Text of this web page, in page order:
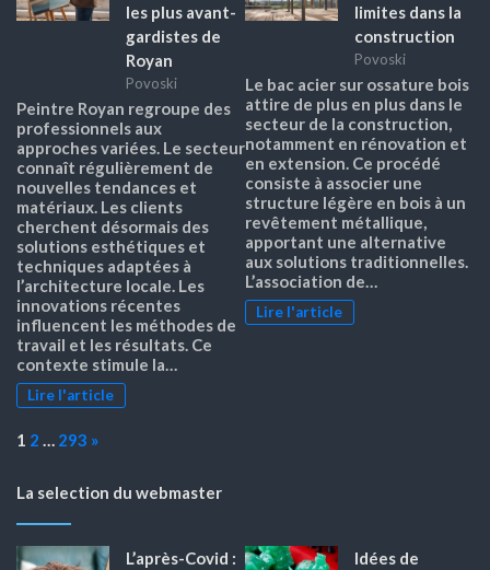
les plus avant-
gardistes de
Royan
Povoski
Peintre Royan regroupe des
professionnels aux
approches variées. Le secteur
connaît régulièrement de
nouvelles tendances et
matériaux. Les clients
cherchent désormais des
solutions esthétiques et
techniques adaptées à
l’architecture locale. Les
innovations récentes
influencent les méthodes de
travail et les résultats. Ce
contexte stimule la…
Lire l'article
limites dans la
construction
Povoski
Le bac acier sur ossature bois
attire de plus en plus dans le
secteur de la construction,
notamment en rénovation et
en extension. Ce procédé
consiste à associer une
structure légère en bois à un
revêtement métallique,
apportant une alternative
aux solutions traditionnelles.
L’association de…
Lire l'article
Page:
1 2 … 293 Next
»
La selection du webmaster
L’après-Covid :
Idées de